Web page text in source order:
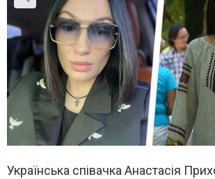
Українська співачка Анастасія